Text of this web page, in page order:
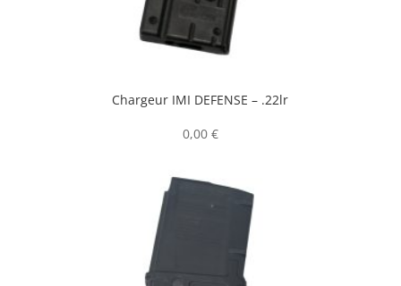
Chargeur IMI DEFENSE – .22lr
0,00 €